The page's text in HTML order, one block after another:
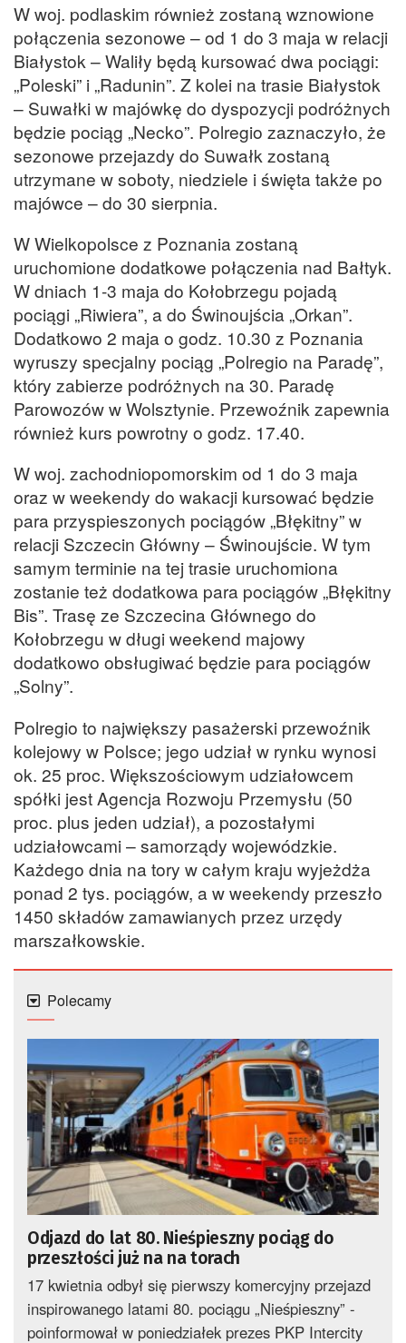
W woj. podlaskim również zostaną wznowione
połączenia sezonowe – od 1 do 3 maja w relacji
Białystok – Waliły będą kursować dwa pociągi:
„Poleski” i „Radunin”. Z kolei na trasie Białystok
– Suwałki w majówkę do dyspozycji podróżnych
będzie pociąg „Necko”. Polregio zaznaczyło, że
sezonowe przejazdy do Suwałk zostaną
utrzymane w soboty, niedziele i święta także po
majówce – do 30 sierpnia.
W Wielkopolsce z Poznania zostaną
uruchomione dodatkowe połączenia nad Bałtyk.
W dniach 1-3 maja do Kołobrzegu pojadą
pociągi „Riwiera”, a do Świnoujścia „Orkan”.
Dodatkowo 2 maja o godz. 10.30 z Poznania
wyruszy specjalny pociąg „Polregio na Paradę”,
który zabierze podróżnych na 30. Paradę
Parowozów w Wolsztynie. Przewoźnik zapewnia
również kurs powrotny o godz. 17.40.
W woj. zachodniopomorskim od 1 do 3 maja
oraz w weekendy do wakacji kursować będzie
para przyspieszonych pociągów „Błękitny” w
relacji Szczecin Główny – Świnoujście. W tym
samym terminie na tej trasie uruchomiona
zostanie też dodatkowa para pociągów „Błękitny
Bis”. Trasę ze Szczecina Głównego do
Kołobrzegu w długi weekend majowy
dodatkowo obsługiwać będzie para pociągów
„Solny”.
Polregio to największy pasażerski przewoźnik
kolejowy w Polsce; jego udział w rynku wynosi
ok. 25 proc. Większościowym udziałowcem
spółki jest Agencja Rozwoju Przemysłu (50
proc. plus jeden udział), a pozostałymi
udziałowcami – samorządy wojewódzkie.
Każdego dnia na tory w całym kraju wyjeżdża
ponad 2 tys. pociągów, a w weekendy przeszło
1450 składów zamawianych przez urzędy
marszałkowskie.
Polecamy
Odjazd do lat 80. Nieśpieszny pociąg do
przeszłości już na na torach
17 kwietnia odbył się pierwszy komercyjny przejazd
inspirowanego latami 80. pociągu „Nieśpieszny” -
poinformował w poniedziałek prezes PKP Intercity